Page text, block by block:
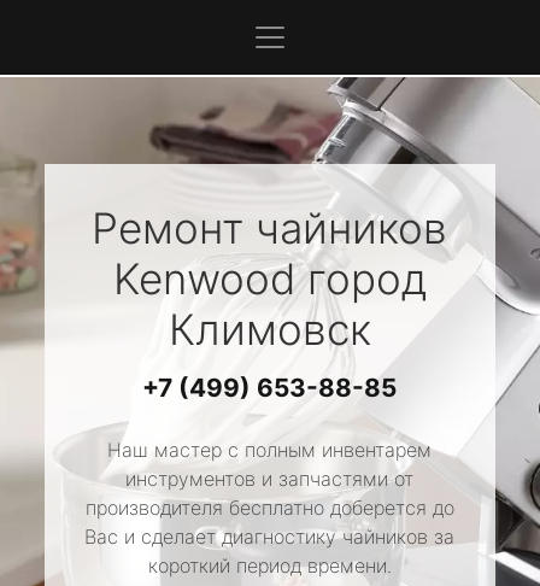
Ремонт чайников
Kenwoodгород
Климовск
+7 (499) 653-88-85
Наш мастер с полным инвентарем
инструментов и запчастями от
производителя бесплатно доберется до
Вас и сделает диагностику чайников за
короткий период времени.